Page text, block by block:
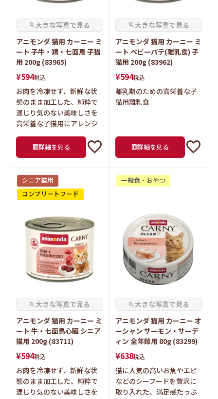
アニモンダ 猫用 カーニー ミ
ート 子牛・鶏・七面鳥 子猫
用 200g (83965)
¥594税込
お肉を冷凍せず、新鮮な状
態のまま加工した、純粋で
混じり気のない美味しさを
高栄養な子猫用にアレンジ
詳細を見る
アニモンダ 猫用 カーニー ミ
ート ベビーパテ(離乳食) 子
猫用 200g (83962)
¥594税込
離乳期のための高栄養な子
猫用離乳食
詳細を見る
シニア猫用
コンプリートフード
アニモンダ 猫用 カーニー ミ
ート 牛・七面鳥心臓 シニア
猫用 200g (83711)
¥594税込
お肉を冷凍せず、新鮮な状
態のまま加工した、純粋で
混じり気のない美味しさを
一般食・おやつ
アニモンダ 猫用 カーニー オ
ーシャン サーモン・サーデ
ィン 全年齢用 80g (83299)
¥638税込
猫に人気の高いお魚やエビ
などのシーフードを贅沢に
取り入れた、満足感たっぷ